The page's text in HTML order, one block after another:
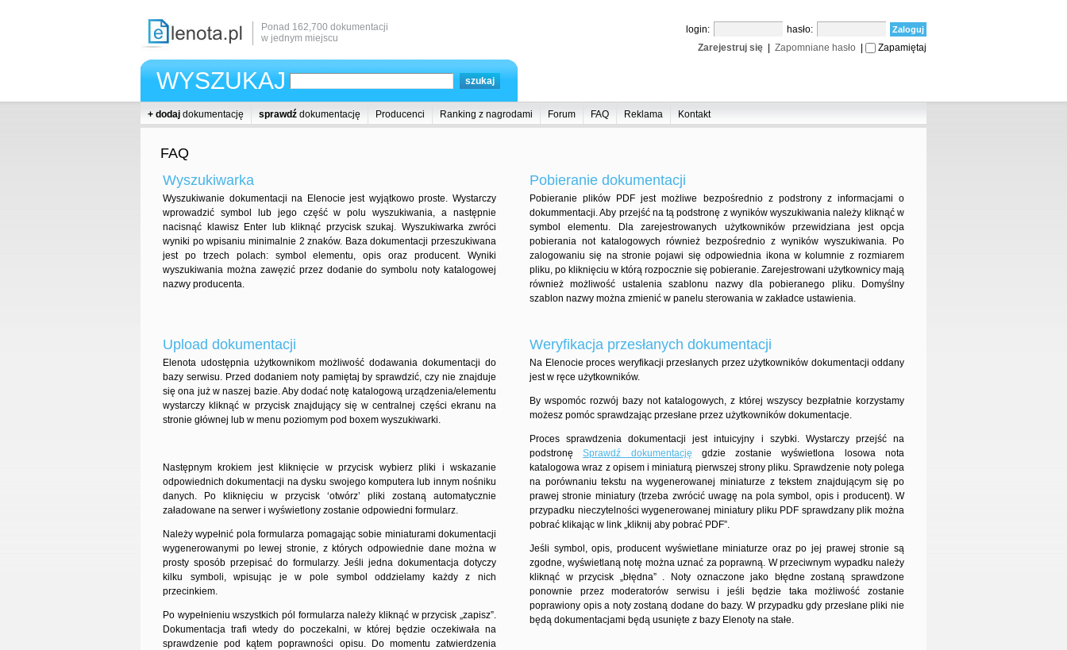
Ponad 162,700 dokumentacji
w jednym miejscu
login:
hasło:
Zarejestruj się
Zapomniane hasło Zapamiętaj
WYSZUKAJ
+ dodaj dokumentację sprawdź dokumentację Producenci Ranking z nagrodami Forum FAQ Reklama Kontakt
FAQ
Wyszukiwarka
Wyszukiwanie dokumentacji na Elenocie jest wyjątkowo proste. Wystarczy
wprowadzić symbol lub jego część w polu wyszukiwania, a następnie
nacisnąć klawisz Enter lub kliknąć przycisk szukaj. Wyszukiwarka zwróci
wyniki po wpisaniu minimalnie 2 znaków. Baza dokumentacji przeszukiwana
jest po trzech polach: symbol elementu, opis oraz producent. Wyniki
wyszukiwania można zawęzić przez dodanie do symbolu noty katalogowej
nazwy producenta.
Pobieranie dokumentacji
Pobieranie plików PDF jest możliwe bezpośrednio z podstrony z informacjami o
dokummentacji. Aby przejść na tą podstronę z wyników wyszukiwania należy kliknąć w
symbol elementu. Dla zarejestrowanych użytkowników przewidziana jest opcja
pobierania not katalogowych również bezpośrednio z wyników wyszukiwania. Po
zalogowaniu się na stronie pojawi się odpowiednia ikona w kolumnie z rozmiarem
pliku, po kliknięciu w którą rozpocznie się pobieranie. Zarejestrowani użytkownicy mają
również możliwość ustalenia szablonu nazwy dla pobieranego pliku. Domyślny
szablon nazwy można zmienić w panelu sterowania w zakładce ustawienia.
Upload dokumentacji
Elenota udostępnia użytkownikom możliwość dodawania dokumentacji do
bazy serwisu. Przed dodaniem noty pamiętaj by sprawdzić, czy nie znajduje
się ona już w naszej bazie. Aby dodać notę katalogową urządzenia/elementu
wystarczy kliknąć w przycisk znajdujący się w centralnej części ekranu na
stronie głównej lub w menu poziomym pod boxem wyszukiwarki.
Następnym krokiem jest kliknięcie w przycisk wybierz pliki i wskazanie
odpowiednich dokumentacji na dysku swojego komputera lub innym nośniku
danych. Po kliknięciu w przycisk ‘otwórz’ pliki zostaną automatycznie
załadowane na serwer i wyświetlony zostanie odpowiedni formularz.
Należy wypełnić pola formularza pomagając sobie miniaturami dokumentacji
wygenerowanymi po lewej stronie, z których odpowiednie dane można w
prosty sposób przepisać do formularzy. Jeśli jedna dokumentacja dotyczy
kilku symboli, wpisując je w pole symbol oddzielamy każdy z nich
przecinkiem.
Po wypełnieniu wszystkich pól formularza należy kliknąć w przycisk „zapisz”.
Dokumentacja trafi wtedy do poczekalni, w której będzie oczekiwała na
sprawdzenie pod kątem poprawności opisu. Do momentu zatwierdzenia
Weryfikacja przesłanych dokumentacji
Na Elenocie proces weryfikacji przesłanych przez użytkowników dokumentacji oddany
jest w ręce użytkowników.
By wspomóc rozwój bazy not katalogowych, z której wszyscy bezpłatnie korzystamy
możesz pomóc sprawdzając przesłane przez użytkowników dokumentacje.
Proces sprawdzenia dokumentacji jest intuicyjny i szybki. Wystarczy przejść na
podstronęSprawdź dokumentację gdzie zostanie wyświetlona losowa nota
katalogowa wraz z opisem i miniaturą pierwszej strony pliku. Sprawdzenie noty polega
na porównaniu tekstu na wygenerowanej miniaturze z tekstem znajdującym się po
prawej stronie miniatury (trzeba zwrócić uwagę na pola symbol, opis i producent). W
przypadku nieczytelności wygenerowanej miniatury pliku PDF sprawdzany plik można
pobrać klikając w link „kliknij aby pobrać PDF”.
Jeśli symbol, opis, producent wyświetlane miniaturze oraz po jej prawej stronie są
zgodne, wyświetlaną notę można uznać za poprawną. W przeciwnym wypadku należy
kliknąć w przycisk „błędna” . Noty oznaczone jako błędne zostaną sprawdzone
ponownie przez moderatorów serwisu i jeśli będzie taka możliwość zostanie
poprawiony opis a noty zostaną dodane do bazy. W przypadku gdy przesłane pliki nie
będą dokumentacjami będą usunięte z bazy Elenoty na stałe.